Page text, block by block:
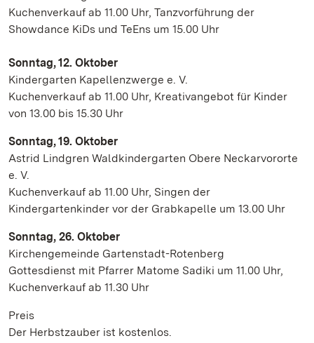
Kuchenverkauf ab 11.00 Uhr, Tanzvorführung der
Showdance KiDs und TeEns um 15.00 Uhr
Sonntag, 12. Oktober
Kindergarten Kapellenzwerge e. V.
Kuchenverkauf ab 11.00 Uhr, Kreativangebot für Kinder
von 13.00 bis 15.30 Uhr
Sonntag, 19. Oktober
Astrid Lindgren Waldkindergarten Obere Neckarvororte
e. V.
Kuchenverkauf ab 11.00 Uhr, Singen der
Kindergartenkinder vor der Grabkapelle um 13.00 Uhr
Sonntag, 26. Oktober
Kirchengemeinde Gartenstadt-Rotenberg
Gottesdienst mit Pfarrer Matome Sadiki um 11.00 Uhr,
Kuchenverkauf ab 11.30 Uhr
Preis
Der Herbstzauber ist kostenlos.